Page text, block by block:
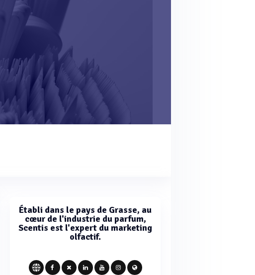
Établi dans le pays de Grasse, au
cœur de l'industrie du parfum,
Scentis est l'expert du marketing
olfactif.